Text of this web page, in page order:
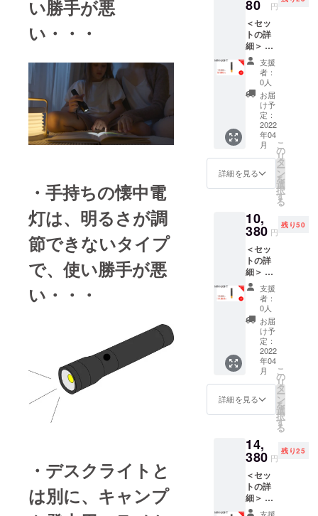
い勝手が悪
い・・・
・手持ちの懐中電
灯は、明るさが調
節できないタイプ
で、使い勝手が悪
い・・・
・デスクライトと
は別に、キャンプ
ださ
により
遅れる
可能性
もござ
いま
す。 ※
商品の
仕様、
デザイ
ンに関
しまし
ては一
部変更
になる
可能性
了承く
ださ
ちらの
商品に
は「送
料・輸
入税・
消費
税・保
証料な
ど」が
入って
いま
す。
※2022
年4月に
お届け
産、配
送状況
により
遅れる
可能性
もござ
いま
す。 ※
商品の
仕様、
デザイ
ンに関
しまし
ては一
部変更
になる
可能性
了承く
ださ
80 円
＜セッ
トの詳
細＞ ・
懐中電
灯
「HOT
O LED-
Kid」
・ラン
シェー
ド ・
USB
Type-C
充電
ケーブ
扱説明
書 ※こ
ちらの
商品に
は「送
料・輸
入税・
消費
税・保
証料な
ど」が
入って
いま
す。
※2022
年4月に
お届け
産、配
送状況
により
遅れる
可能性
もござ
いま
支援
者：
0人
お届
け予
定：
2022
年04
月
詳細を見る
こ
の
リ
タ
ー
ン
を
選
択
す
る
10,
380 円
残り50
＜セッ
トの詳
細＞ ・
懐中電
灯
「HOT
O LED-
Kid」
・ラン
シェー
ド ・
USB
Type-C
充電
ケーブ
扱説明
書 ※こ
ちらの
商品に
は「送
料・輸
入税・
支援
者：
0人
お届
け予
定：
2022
年04
月
詳細を見る
こ
の
リ
タ
ー
ン
を
選
択
す
る
14,
380 円
残り25
＜セッ
トの詳
細＞ ・
懐中電
支援